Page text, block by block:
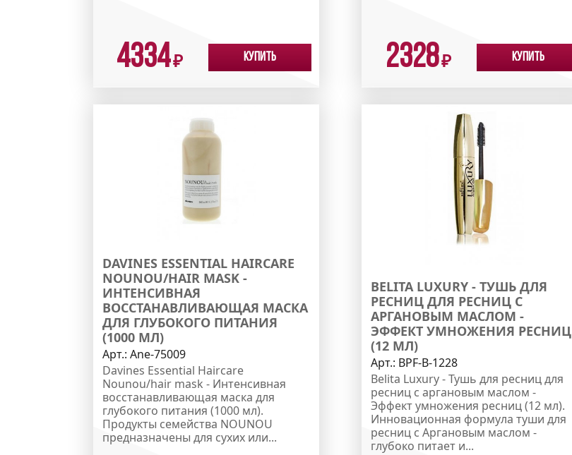
4334₽ Купить 2328₽ Купить
DAVINES ESSENTIAL HAIRCARE
NOUNOU/HAIR MASK -
ИНТЕНСИВНАЯ
ВОССТАНАВЛИВАЮЩАЯ МАСКА
ДЛЯ ГЛУБОКОГО ПИТАНИЯ
(1000 МЛ)
Арт.:Ane-75009
Davines Essential Haircare
Nounou/hair mask - Интенсивная
восстанавливающая маска для
глубокого питания (1000 мл).
Продукты семейства NOUNOU
предназначены для сухих или...
BELITA LUXURY - ТУШЬ ДЛЯ
РЕСНИЦ ДЛЯ РЕСНИЦ С
АРГАНОВЫМ МАСЛОМ -
ЭФФЕКТ УМНОЖЕНИЯ РЕСНИЦ
(12 МЛ)
Арт.: ВPF-B-1228
Belita Luxury - Тушь для ресниц для
ресниц с аргановым маслом -
Эффект умножения ресниц (12 мл).
Инновационная формула туши для
ресниц с Аргановым маслом -
глубоко питает и...